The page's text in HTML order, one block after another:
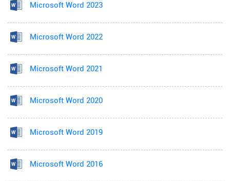
Microsoft Word 2023
Microsoft Word 2022
Microsoft Word 2021
Microsoft Word 2020
Microsoft Word 2019
Microsoft Word 2016